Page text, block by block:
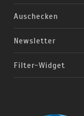
Auschecken
Newsletter
Filter-Widget